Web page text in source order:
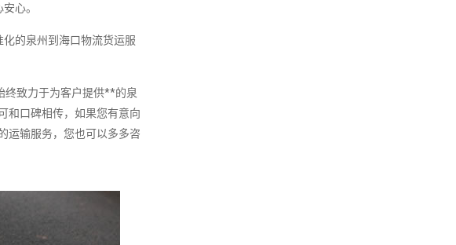
心。
的泉州到海口物流货运服
终致力于为客户提供**的泉
和口碑相传，如果您有意向
运输服务，您也可以多多咨